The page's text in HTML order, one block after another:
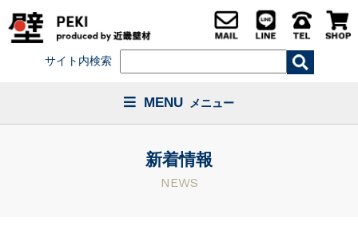
サイト内検索
MENU メニュー
新着情報
NEWS